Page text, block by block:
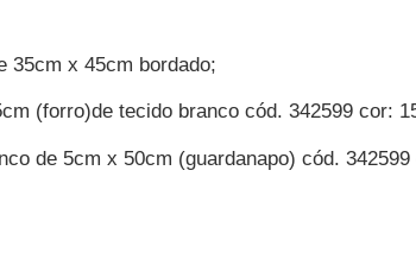
35cm x 45cm bordado;
(forro)de tecido branco cód. 342599 cor:
de 5cm x 50cm (guardanapo) cód. 342599